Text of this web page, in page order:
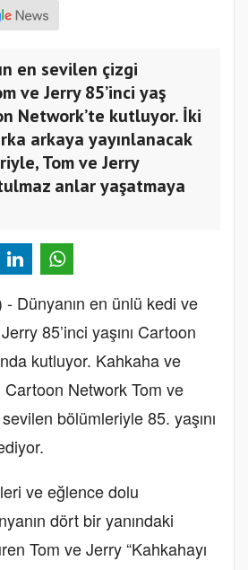
en sevilen çizgi
ve Jerry 85’inci yaş
Network’te kutluyor. İki
arkaya yayınlanacak
Tom ve Jerry
anlar yaşatmaya
- Dünyanın en ünlü kedi ve
85’inci yaşını Cartoon
kutluyor. Kahkaha ve
Network Tom ve
bölümleriyle 85. yaşını
ve eğlence dolu
dört bir yanındaki
Tom ve Jerry “Kahkahayı